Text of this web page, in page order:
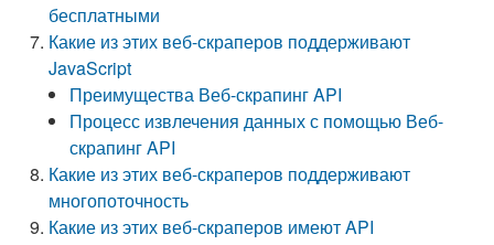
бесплатными
Какие из этих веб-скраперов поддерживают
JavaScript
Преимущества Веб-скрапинг API
Процесс извлечения данных с помощью Веб-
скрапинг API
Какие из этих веб-скраперов поддерживают
многопоточность
Какие из этих веб-скраперов имеют API